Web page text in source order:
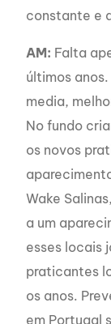
constante e
AM: Falta
últimos
media,
No fundo
os novos
Wake
a um
esses locais
praticantes
os anos.
em Portugal